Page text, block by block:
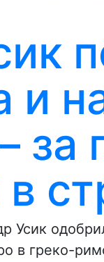
за
Усик
в греко-